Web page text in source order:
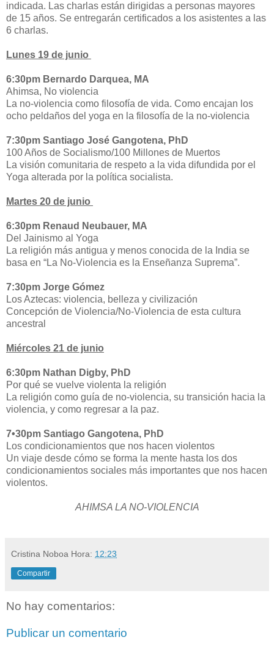
indicada. Las charlas están dirigidas a personas mayores
de 15 años. Se entregarán certificados a los asistentes a las
6 charlas.
Lunes 19 de junio
6:30pm Bernardo Darquea, MA
Ahimsa, No violencia
La no-violencia como filosofía de vida. Como encajan los
ocho peldaños del yoga en la filosofía de la no-violencia
7:30pm Santiago José Gangotena, PhD
100 Años de Socialismo/100 Millones de Muertos
La visión comunitaria de respeto a la vida difundida por el
Yoga alterada por la política socialista.
Martes 20 de junio
6:30pm Renaud Neubauer, MA
Del Jainismo al Yoga
La religión más antigua y menos conocida de la India se
basa en “La No-Violencia es la Enseñanza Suprema”.
7:30pm Jorge Gómez
Los Aztecas: violencia, belleza y civilización
Concepción de Violencia/No-Violencia de esta cultura
ancestral
Miércoles 21 de junio
6:30pm Nathan Digby, PhD
Por qué se vuelve violenta la religión
La religión como guía de no-violencia, su transición hacia la
violencia, y como regresar a la paz.
7•30pm Santiago Gangotena, PhD
Los condicionamientos que nos hacen violentos
Un viaje desde cómo se forma la mente hasta los dos
condicionamientos sociales más importantes que nos hacen
violentos.
AHIMSA LA NO-VIOLENCIA
Cristina Noboa Hora: 12:23
Compartir
No hay comentarios:
Publicar un comentario